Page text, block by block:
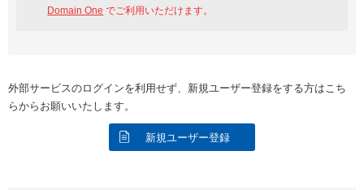
Domain One でご利用いただけます。
外部サービスのログインを利用せず、新規ユーザー登録をする方はこち
らからお願いいたします。
新規ユーザー登録